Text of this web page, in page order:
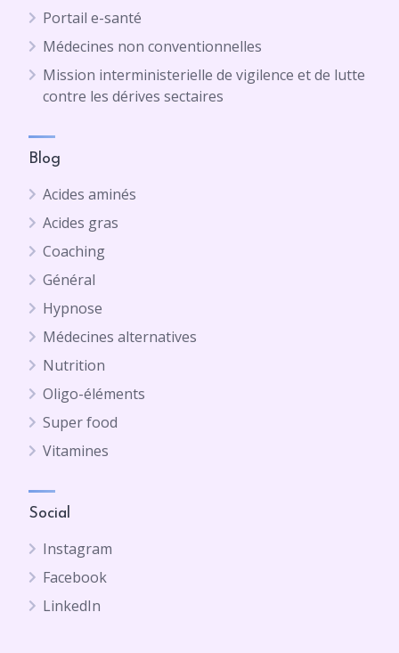
Portail e-santé
Médecines non conventionnelles
Mission interministerielle de vigilence et de lutte
contre les dérives sectaires
Blog
Acides aminés
Acides gras
Coaching
Général
Hypnose
Médecines alternatives
Nutrition
Oligo-éléments
Super food
Vitamines
Social
Instagram
Facebook
LinkedIn